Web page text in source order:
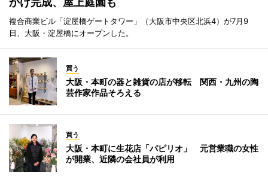
複合商業ビル「淀屋橋ゲートタワー」（大阪市中央区北浜4）が7月9
日、大阪・淀屋橋にオープンした。
買う
大阪・本町の器と雑貨の店が移転 関西・九州の陶
芸作家作品そろえる
買う
大阪・本町に生花店「パピリオ」 元営業職の女性
が開業、近隣の会社員が利用